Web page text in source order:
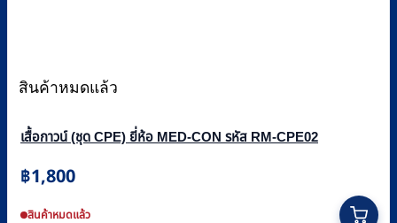
สินค้าหมดแล้ว
เสื้อกาวน์ (ชุด CPE) ยี่ห้อ MED-CON รหัส RM-CPE02
฿1,800
สินค้าหมดแล้ว